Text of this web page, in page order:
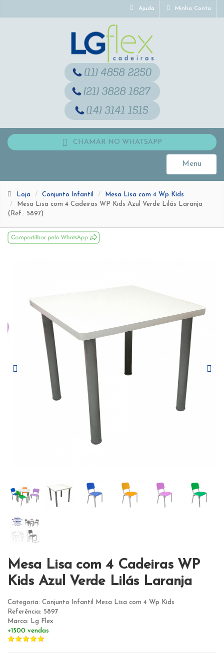
Ajuda Minha Conta
CHAMAR NO WHATSAPP
Menu
Toggle
Loja Conjunto Infantil
Mesa Lisa com 4 Wp Kids
Mesa Lisa com 4 Cadeiras WP Kids Azul Verde Lilás Laranja
(Ref.: 5897)
Mesa Lisa com 4 Cadeiras WP
Kids Azul Verde Lilás Laranja
Categoria: Conjunto Infantil Mesa Lisa com 4 Wp Kids
Referência: 5897
Marca: Lg Flex
+1500 vendas